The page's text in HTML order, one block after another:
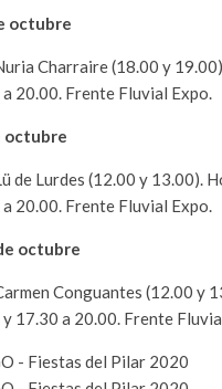
octubre
Charraire (18.00 y
20.00. Frente Fluvial Expo.
octubre
de Lurdes (12.00 y 13.00).
20.00. Frente Fluvial Expo.
octubre
Conguantes (12.00 y
17.30 a 20.00. Frente